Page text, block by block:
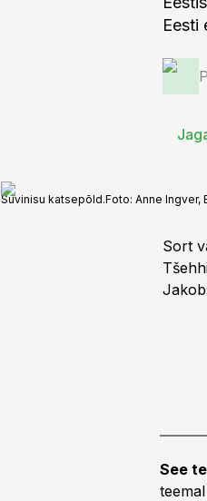
Eesti
Suvinisu katsepõld.Foto: Anne Ingver,
Sort
See